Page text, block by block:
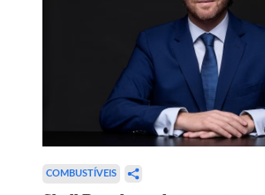
COMBUSTÍVEIS